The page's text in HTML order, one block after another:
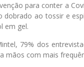
para conter a
ao tossir e
em gel.
79% dos
mãos com mais